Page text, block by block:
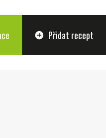
add_circle Přidat recept